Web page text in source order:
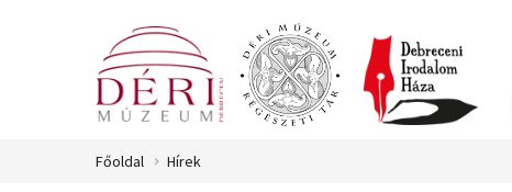
Főoldal Hírek